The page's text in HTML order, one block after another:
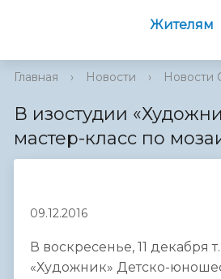
Жителям
Главная › Новости › Новости
В изостудии
мастер-класс по
09.12.2016
В воскресенье, 11 декабря
«Художник» Детско-